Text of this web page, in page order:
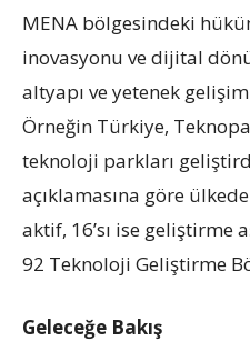
MENA bölgesindeki
inovasyonu ve dijital
altyapı ve yetenek
Örneğin Türkiye,
teknoloji parkları
açıklamasına göre ülkede
aktif, 16’sı ise geliştirme
92 Teknoloji Geliştirme
Geleceğe Bakış